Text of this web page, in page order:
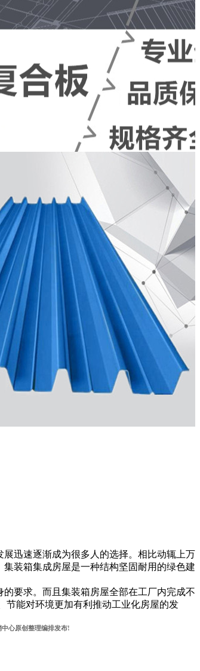
迅速逐渐成为很多人的选择。相比动辄上万
装箱集成房屋是一种结构坚固耐用的绿色建
要求。而且集装箱房屋全部在工厂内完成不
节能对环境更加有利推动工业化房屋的发
心原创整理编排发布!